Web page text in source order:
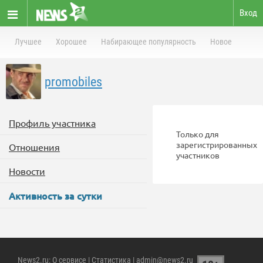
Вход
Лучшее Хорошее Набирающее популярность Новое
promobiles
Профиль участника
Отношения
Новости
Активность за сутки
Только для
зарегистрированных
участников
News2.ru: О сервисе | Статистика | admin@news2.ru